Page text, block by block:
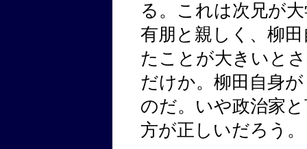
る。これは次兄が
有朋と親しく、柳
たことが大きいと
だけか。柳田自身
のだ。いや政治家
方が正しいだろう。